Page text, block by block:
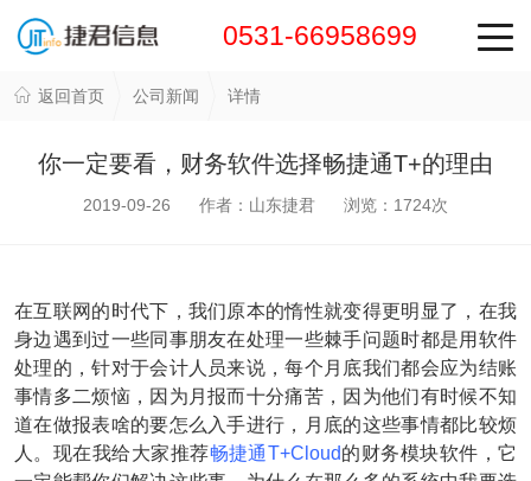
0531-66958699
返回首页 公司新闻 详情
你一定要看，财务软件选择畅捷通T+的理由
2019-09-26 作者：山东捷君 浏览： 1724次
在互联网的时代下，我们原本的惰性就变得更明显了，在我
身边遇到过一些同事朋友在处理一些棘手问题时都是用软件
处理的，针对于会计人员来说，每个月底我们都会应为结账
事情多二烦恼，因为月报而十分痛苦，因为他们有时候不知
道在做报表啥的要怎么入手进行，月底的这些事情都比较烦
人。现在我给大家推荐畅捷通T+Cloud的财务模块软件，它